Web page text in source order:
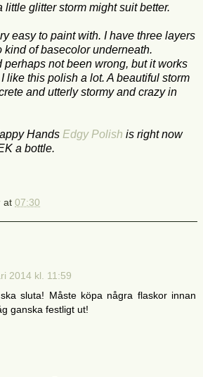
little glitter storm might suit better.
easy to paint with. I have three layers
kind of basecolor underneath.
perhaps not been wrong, but it works
like this polish a lot. A beautiful storm
and utterly stormy and crazy in
Hands Edgy Polish is right now
a bottle.
at 07:30
2014 kl. 11:59
sluta! Måste köpa några flaskor innan
ganska festligt ut!